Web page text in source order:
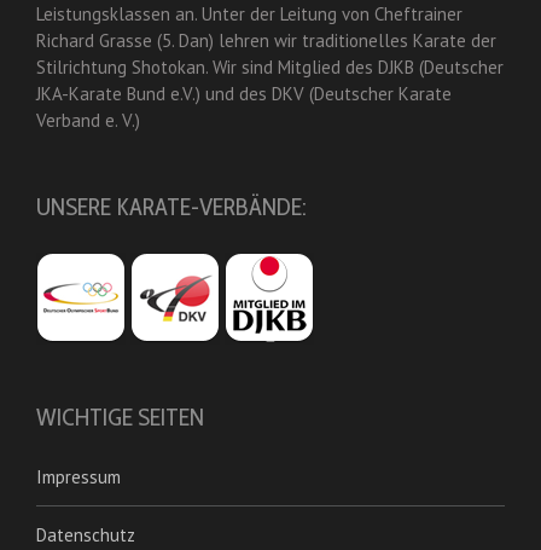
Leistungsklassen an. Unter der Leitung von Cheftrainer
Richard Grasse (5. Dan) lehren wir traditionelles Karate der
Stilrichtung Shotokan. Wir sind Mitglied des DJKB (Deutscher
JKA-Karate Bund e.V.) und des DKV (Deutscher Karate
Verband e. V.)
UNSERE KARATE-VERBÄNDE:
WICHTIGE SEITEN
Impressum
Datenschutz